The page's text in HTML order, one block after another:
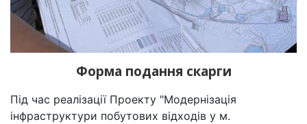
Форма подання скарги
Під час реалізації Проекту "Модернізація
інфраструктури побутових відходів у м.